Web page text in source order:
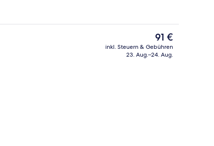
Der
aktuelle
Preis
91 €
inkl. Steuern & Gebühren
23. Aug.–24. Aug.